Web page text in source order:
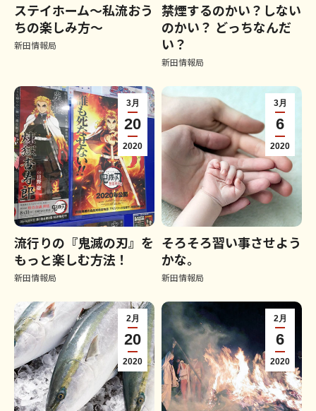
ステイホーム～私流おう
ちの楽しみ方～
新田情報局
禁煙するのかい？しない
のかい？ どっちなんだ
い？
新田情報局
3月
20
2020
流行りの『鬼滅の刃』を
もっと楽しむ方法！
新田情報局
3月
6
2020
そろそろ習い事させよう
かな。
新田情報局
2月
20
2020
2月
6
2020